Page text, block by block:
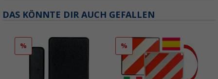
DAS KÖNNTE DIR AUCH GEFALLEN
% %